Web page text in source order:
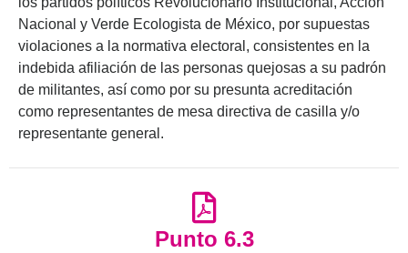
Nacional y Verde Ecologista de México, por supuestas
violaciones a la normativa electoral, consistentes en la
indebida afiliación de las personas quejosas a su padrón
de militantes, así como por su presunta acreditación
como representantes de mesa directiva de casilla y/o
representante general.
Punto 6.3